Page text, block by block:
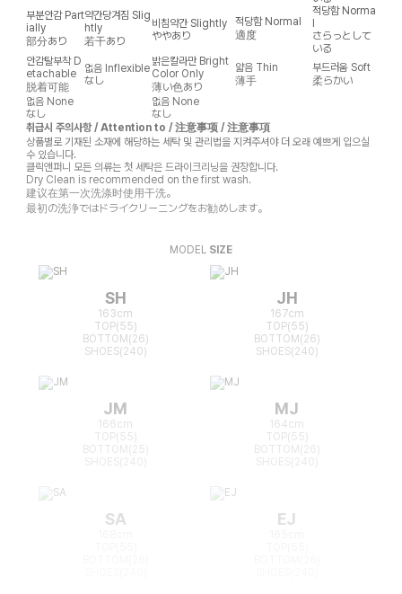
부분안감 Part
ially
部分あり
약간당겨짐 Slig
htly
若干あり
비침약간 Slightly
ややあり
적당함 Normal
適度
적당함 Norma
l
さらっとして
いる
안감탈부착 D
etachable
脱着可能
없음 Inflexible
なし
밝은칼라만 Bright
Color Only
薄い色あり
얇음 Thin
薄手
부드러움 Soft
柔らかい
없음 None
なし
없음 None
なし
취급시 주의사항 / Attention to / 注意事项 / 注意事項
상품별로 기재된 소재에 해당하는 세탁 및 관리법을 지켜주셔야 더 오래 예쁘게 입으실
수 있습니다.
클릭앤퍼니 모든 의류는 첫 세탁은 드라이크리닝을 권장합니다.
Dry Clean is recommended on the first wash.
建议在第一次洗涤时使用干洗。
最初の洗浄ではドライクリーニングをお勧めします。
MODEL SIZE
SH
163cm
TOP(55)
BOTTOM(26)
SHOES(240)
JH
167cm
TOP(55)
BOTTOM(26)
SHOES(240)
JM
166cm
TOP(55)
BOTTOM(25)
MJ
164cm
TOP(55)
BOTTOM(26)
SA EJ